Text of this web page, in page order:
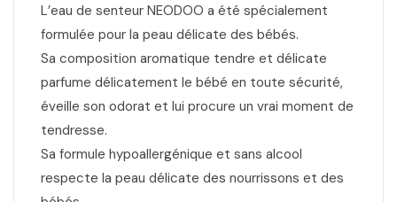
L’eau de senteur NEODOO a été spécialement
formulée pour la peau délicate des bébés.
Sa composition aromatique tendre et délicate
parfume délicatement le bébé en toute sécurité,
éveille son odorat et lui procure un vrai moment de
tendresse.
Sa formule hypoallergénique et sans alcool
respecte la peau délicate des nourrissons et des